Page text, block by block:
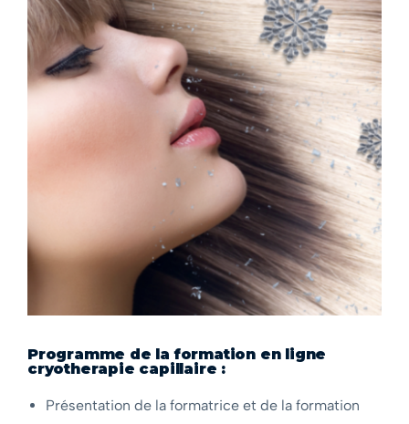
Programme de la formation en ligne
cryotherapie capillaire :
Présentation de la formatrice et de la formation